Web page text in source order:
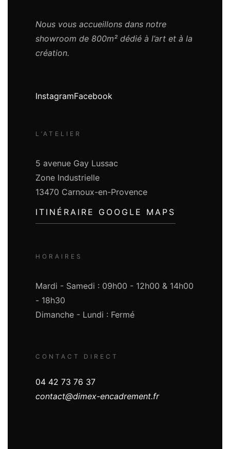
Nous vous accueillons dans notre
showroom de 800m² dédié à l’art et à la
création.
InstagramFacebook
L’ATELIER
5 avenue Gay Lussac
Zone Industrielle
13470 Carnoux-en-Provence
ITINÉRAIRE GOOGLE MAPS
HORAIRES
Mardi - Samedi : 09h00 - 12h00 & 14h00
- 18h30
Dimanche - Lundi : Fermé
CONTACT DIRECT
04 42 73 76 37
contact@dimex-encadrement.fr